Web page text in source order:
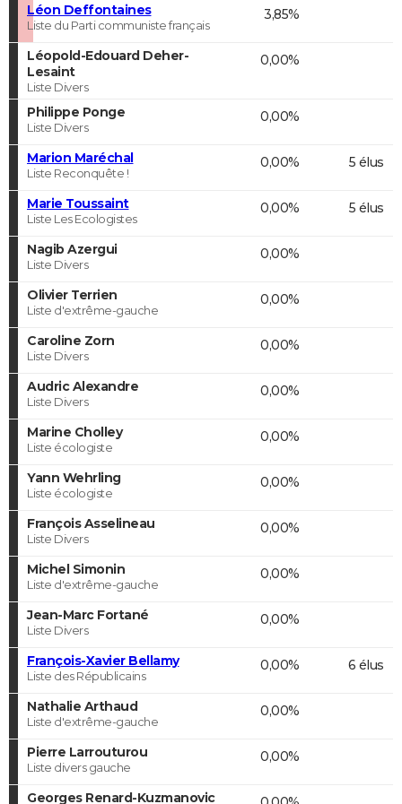
Léon Deffontaines
Liste du Parti communiste français
3,85%
Léopold-Edouard Deher-
Lesaint
Liste Divers
0,00%
Philippe Ponge
Liste Divers
0,00%
Marion Maréchal
Liste Reconquête !
0,00% 5 élus
Marie Toussaint
Liste Les Ecologistes
0,00% 5 élus
Nagib Azergui
Liste Divers
0,00%
Olivier Terrien
Liste d'extrême-gauche
0,00%
Caroline Zorn
Liste Divers
0,00%
Audric Alexandre
Liste Divers
0,00%
Marine Cholley
Liste écologiste
0,00%
Yann Wehrling
Liste écologiste
0,00%
François Asselineau
Liste Divers
0,00%
Michel Simonin
Liste d'extrême-gauche
0,00%
Jean-Marc Fortané
Liste Divers
0,00%
François-Xavier Bellamy
Liste des Républicains
0,00% 6 élus
Nathalie Arthaud
Liste d'extrême-gauche
0,00%
Pierre Larrouturou
Liste divers gauche
0,00%
Georges Renard-Kuzmanovic